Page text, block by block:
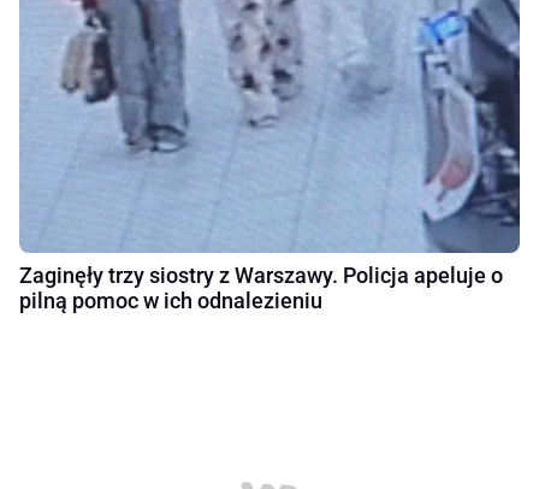
Zaginęły trzy siostry z Warszawy. Policja apeluje o
pilną pomoc w ich odnalezieniu